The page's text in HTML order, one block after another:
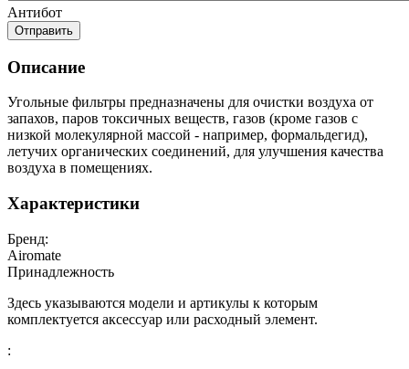
Антибот
Отправить
Описание
Угольные фильтры предназначены для очистки воздуха от
запахов, паров токсичных веществ, газов (кроме газов с
низкой молекулярной массой - например, формальдегид),
летучих органических соединений, для улучшения качества
воздуха в помещениях.
Характеристики
Бренд:
Airomate
Принадлежность
Здесь указываются модели и артикулы к которым
комплектуется аксессуар или расходный элемент.
: